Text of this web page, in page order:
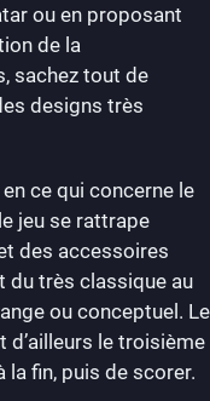
ou en proposant
de la
sachez tout de
designs très
ce qui concerne le
jeu se rattrape
des accessoires
du très classique au
ou conceptuel. Le
d’ailleurs le troisième
la fin, puis de scorer.